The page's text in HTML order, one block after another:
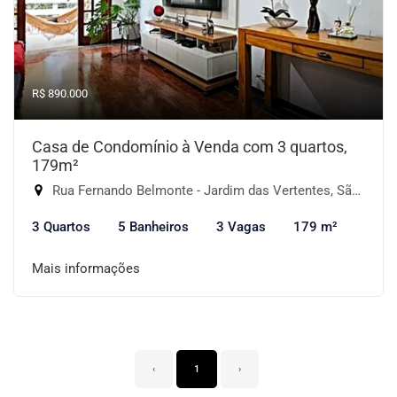
R$ 890.000
Casa de Condomínio à Venda com 3 quartos,
179m²
Rua Fernando Belmonte - Jardim das Vertentes, São Paulo-SP
3 Quartos 5 Banheiros 3 Vagas 179 m²
Mais informações
‹ 1 ›